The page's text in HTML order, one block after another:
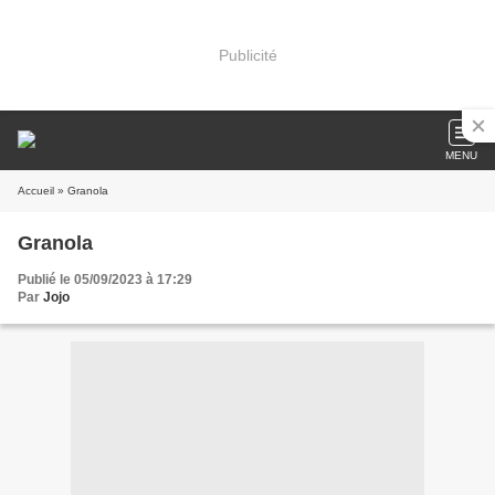
Publicité
MENU
Accueil » Granola
Granola
Publié le 05/09/2023 à 17:29
Par Jojo